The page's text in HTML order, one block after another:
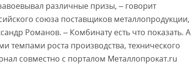
различные призы, – говорит
союза поставщиков металлопродукции,
Романов. – Комбинату есть что показать. А
темпами роста производства, технического
совместно с порталом Металлопрокат.ru